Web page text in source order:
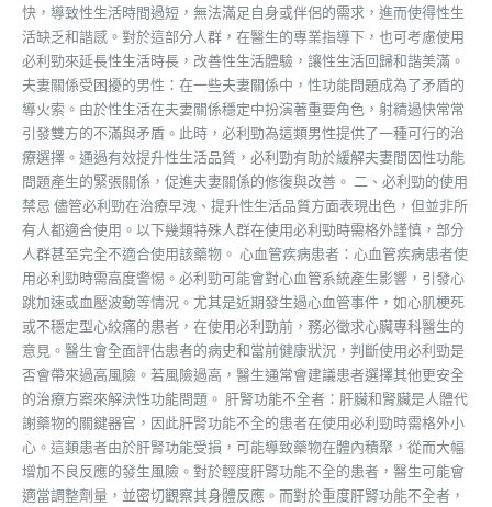
快，導致性生活時間過短，無法滿足自身或伴侶的需求，進而使得性生
活缺乏和諧感。對於這部分人群，在醫生的專業指導下，也可考慮使用
必利勁來延長性生活時長，改善性生活體驗，讓性生活回歸和諧美滿。
夫妻關係受困擾的男性：在一些夫妻關係中，性功能問題成為了矛盾的
導火索。由於性生活在夫妻關係穩定中扮演著重要角色，射精過快常常
引發雙方的不滿與矛盾。此時，必利勁為這類男性提供了一種可行的治
療選擇。通過有效提升性生活品質，必利勁有助於緩解夫妻間因性功能
問題產生的緊張關係，促進夫妻關係的修復與改善。 二、必利勁的使用
禁忌 儘管必利勁在治療早洩、提升性生活品質方面表現出色，但並非所
有人都適合使用。以下幾類特殊人群在使用必利勁時需格外謹慎，部分
人群甚至完全不適合使用該藥物。 心血管疾病患者：心血管疾病患者使
用必利勁時需高度警惕。必利勁可能會對心血管系統產生影響，引發心
跳加速或血壓波動等情況。尤其是近期發生過心血管事件，如心肌梗死
或不穩定型心絞痛的患者，在使用必利勁前，務必徵求心臟專科醫生的
意見。醫生會全面評估患者的病史和當前健康狀況，判斷使用必利勁是
否會帶來過高風險。若風險過高，醫生通常會建議患者選擇其他更安全
的治療方案來解決性功能問題。 肝腎功能不全者：肝臟和腎臟是人體代
謝藥物的關鍵器官，因此肝腎功能不全的患者在使用必利勁時需格外小
心。這類患者由於肝腎功能受損，可能導致藥物在體內積聚，從而大幅
增加不良反應的發生風險。對於輕度肝腎功能不全的患者，醫生可能會
適當調整劑量，並密切觀察其身體反應。而對於重度肝腎功能不全者，